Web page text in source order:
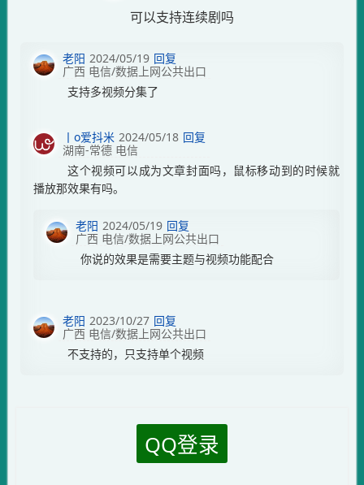
可以支持连续剧吗
老阳 2024/05/19 回复
广西 电信/数据上网公共出口
支持多视频分集了
丨o爱抖米 2024/05/18 回复
湖南-常德 电信
这个视频可以成为文章封面吗，鼠标移动到的时候就
播放那效果有吗。
老阳 2024/05/19 回复
广西 电信/数据上网公共出口
你说的效果是需要主题与视频功能配合
老阳 2023/10/27 回复
广西 电信/数据上网公共出口
不支持的，只支持单个视频
QQ登录